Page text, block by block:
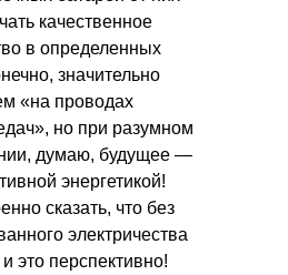
качественное
в определенных
значительно
«на проводах
но при разумном
думаю, будущее —
энергетикой!
сказать, что без
электричества
это перспективно!